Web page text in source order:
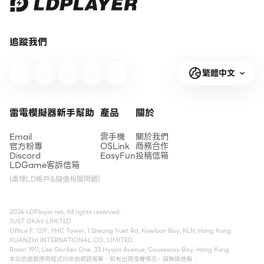
追蹤我們
繁體中文
雷電模擬器新手幫助
Email
官方粉專
Discord
LDGame客訴信箱
(處理LD帳戶&儲值相關問題)
產品
雲手機
OSLink
EasyFun
關於
關於我們
商務合作
投稿信箱
2026 LDPlayer.net. All rights reserved.
JUST OKAY LIMITED
Office F, 12/F, YHC Tower, 1 Sheung Yuet Rd, Kowloon Bay, KLN, Hong Kong
XUANZHI INTERNATIONAL CO., LIMITED
Room 1911, Lee Garden One, 33 Hysan Avenue, Causeway Bay, Hong Kong
本站的遊戲應用程式均來自網路蒐集，如有出現侵權情況，請聯絡信箱：